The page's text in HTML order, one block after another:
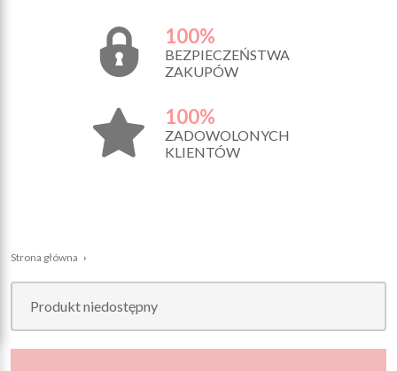
100%
BEZPIECZEŃSTWA
ZAKUPÓW
100%
ZADOWOLONYCH
KLIENTÓW
Strona główna ›
Produkt niedostępny